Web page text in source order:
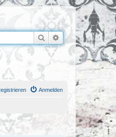
Suche Erweiterte Suche
Anmelden